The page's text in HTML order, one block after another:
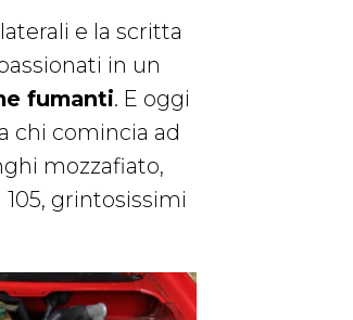
e la scritta
in un
fumanti. E oggi
chi comincia ad
mozzafiato,
grintosissimi